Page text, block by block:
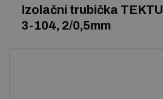
Profily a výroba těsnění
Izolační trubička
3-104, 2/0,5mm